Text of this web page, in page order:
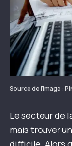
Source de l'image :
Le secteur de
mais trouver